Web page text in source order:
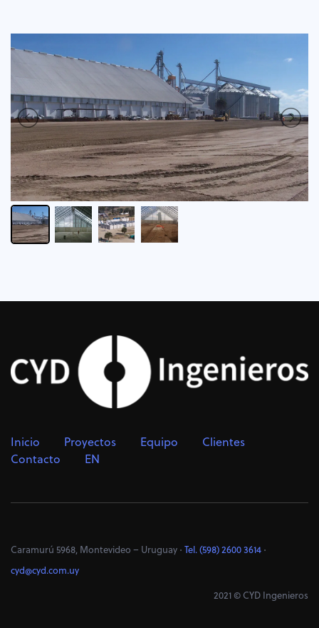
Inicio Proyectos Equipo
Clientes
Contacto
EN
Caramurú 5968, Montevideo – Uruguay ⋅ Tel. (598) 2600 3614 ⋅
cyd@cyd.com.uy
2021 © CYD Ingenieros